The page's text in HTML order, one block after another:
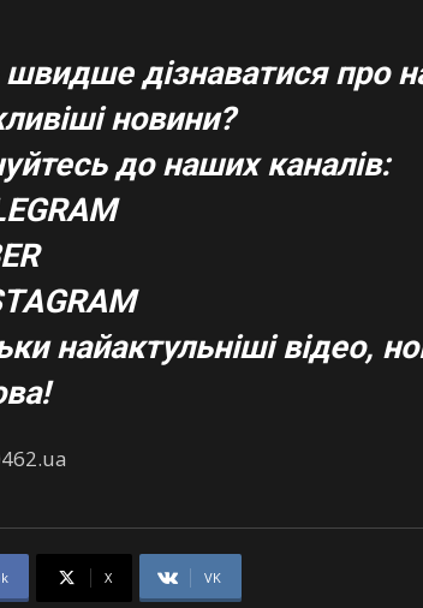
дізнаватися про
новини?
до наших каналів:
найактульніші відео,
X VK